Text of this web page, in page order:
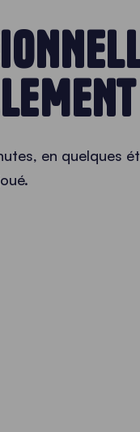
en quelques